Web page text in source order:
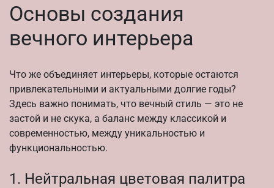
Основы создания
вечного интерьера
Что же объединяет интерьеры, которые остаются
привлекательными и актуальными долгие годы?
Здесь важно понимать, что вечный стиль — это не
застой и не скука, а баланс между классикой и
современностью, между уникальностью и
функциональностью.
1. Нейтральная цветовая палитра